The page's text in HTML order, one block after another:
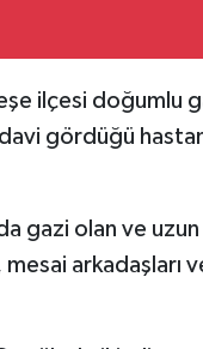
ilçesi doğumlu
gördüğü
gazi olan ve uzun
arkadaşları